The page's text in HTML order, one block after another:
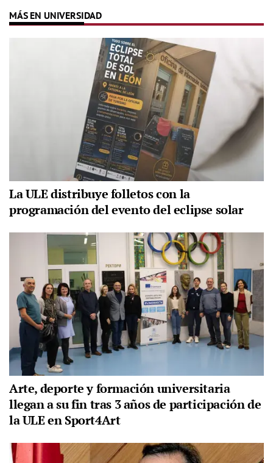
MÁS EN UNIVERSIDAD
La ULE distribuye folletos con la
programación del evento del eclipse solar
Arte, deporte y formación universitaria
llegan a su fin tras 3 años de participación de
la ULE en Sport4Art